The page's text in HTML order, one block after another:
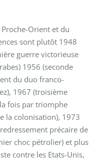
Orient et du
sont plutôt 1948
guerre victorieuse
1956 (seconde
du duo franco-
1967 (troisième
fois par triomphe
la colonisation), 1973
précaire de
choc pétrolier) et plus
contre les Etats-Unis,